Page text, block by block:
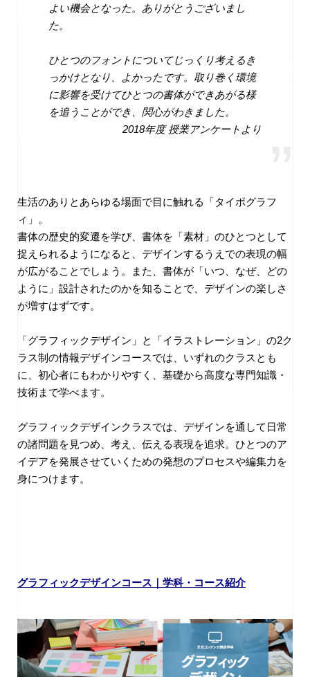
よい機会となった。ありがとうございまし
た。
ひとつのフォントについてじっくり考えるき
っかけとなり、よかったです。取り巻く環境
に影響を受けてひとつの書体ができあがる様
を追うことができ、関心がわきました。
2018年度 授業アンケートより
生活のありとあらゆる場面で目に触れる「タイポグラフ
ィ」。
書体の歴史的変遷を学び、書体を「素材」のひとつとして
捉えられるようになると、デザインするうえでの表現の幅
が広がることでしょう。また、書体が「いつ、なぜ、どの
ように」設計されたのかを知ることで、デザインの楽しさ
が増すはずです。
「グラフィックデザイン」と「イラストレーション」の2ク
ラス制の情報デザインコースでは、いずれのクラスとも
に、初心者にもわかりやすく、基礎から高度な専門知識・
技術まで学べます。
グラフィックデザインクラスでは、デザインを通して日常
の諸問題を見つめ、考え、伝える表現を追求。ひとつのア
イデアを発展させていくための発想のプロセスや編集力を
身につけます。
グラフィックデザインコース｜学科・コース紹介